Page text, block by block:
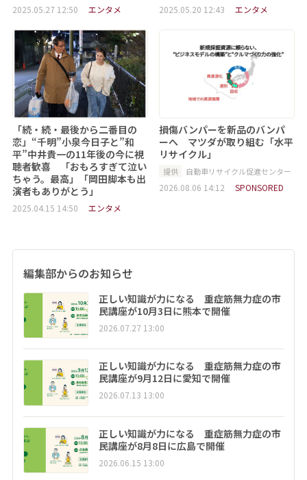
2025.05.27 12:50 エンタメ 2025.05.20 12:43 エンタメ
「続・続・最後から二番目の
恋」“千明”小泉今日子と”和
平”中井貴一の11年後の今に視
聴者歓喜 「おもろすぎて泣い
ちゃう。最高」「岡田脚本も出
演者もありがとう」
2025.04.15 14:50 エンタメ
損傷バンパーを新品のバンパ
ーへ マツダが取り組む「水平
リサイクル」
提供 自動車リサイクル促進センター
2026.08.06 14:12 SPONSORED
編集部からのお知らせ
正しい知識が力になる 重症筋無力症の市
民講座が10月3日に熊本で開催
2026.07.27 13:00
正しい知識が力になる 重症筋無力症の市
民講座が9月12日に愛知で開催
2026.07.13 13:00
正しい知識が力になる 重症筋無力症の市
民講座が8月8日に広島で開催
2026.06.15 13:00